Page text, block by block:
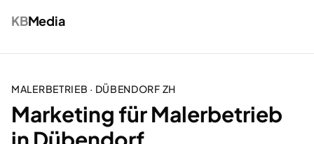
KBMedia
MALERBETRIEB · DÜBENDORF ZH
Marketing für Malerbetrieb